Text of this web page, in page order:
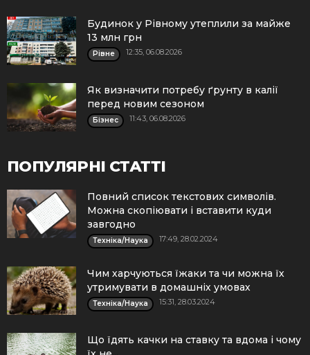
Будинок у Рівному утеплили за майже
13 млн грн
Рівне 12:35, 06.08.2026
Як визначити потребу ґрунту в калії
перед новим сезоном
Бізнес 11:43, 06.08.2026
ПОПУЛЯРНІ СТАТТІ
Повний список текстових символів.
Можна скопіювати і вставити куди
завгодно
Техніка/Наука 17:49, 28.02.2024
Чим харчуються їжаки та чи можна їх
утримувати в домашніх умовах
Техніка/Наука 15:31, 28.03.2024
Що їдять качки на ставку та вдома і чому